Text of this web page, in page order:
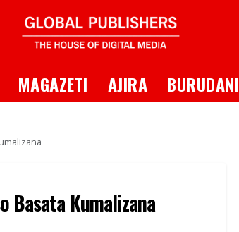
MAGAZETI AJIRA BURUDANI
Basata Kumalizana